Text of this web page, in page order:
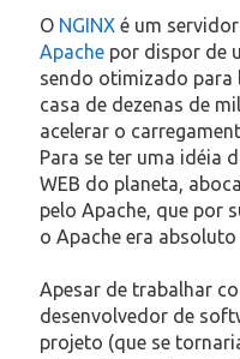
O NGINX é um
Apache por dispor de
sendo otimizado para
casa de dezenas de
acelerar o
Para se ter uma idéia
WEB do planeta,
pelo Apache, que por
o Apache era
Apesar de trabalhar
desenvolvedor de
projeto (que se